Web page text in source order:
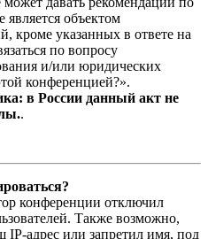
объектом
кроме указанных в ответе на
по вопросу
и/или юридических
конференцией?».
в России данный акт не
.
конференции отключил
Также возможно,
IP-адрес или запретил имя, под